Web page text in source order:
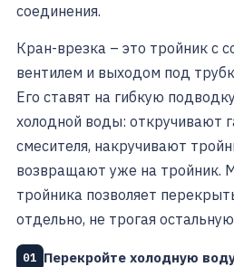
соединения.
Кран-врезка – это тройник с
вентилем и выходом под
Его ставят на гибкую
холодной воды: откручивают
смесителя, накручивают
возвращают уже на тройник.
тройника позволяет
отдельно, не трогая
01 Перекройте холодную